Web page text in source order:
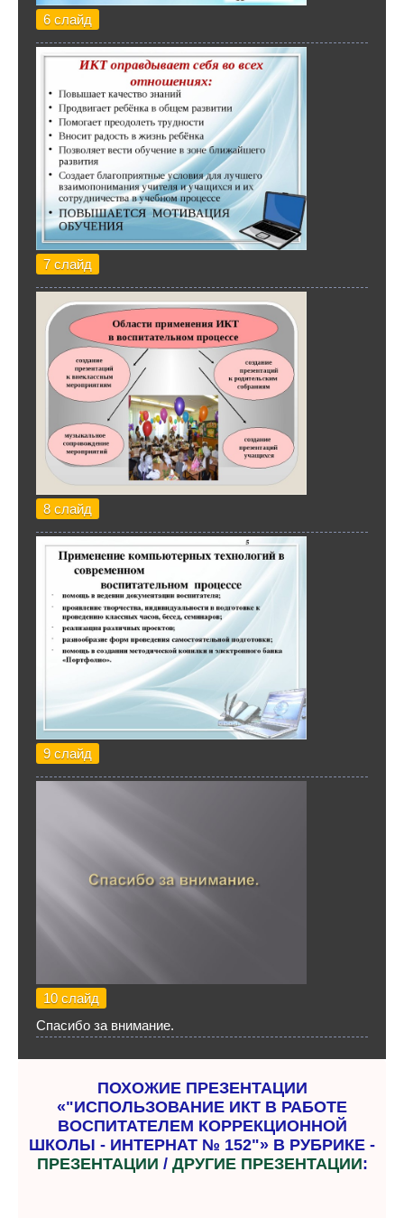
6 слайд
7 слайд
8 слайд
9 слайд
10 слайд
Спасибо за внимание.
ПОХОЖИЕ ПРЕЗЕНТАЦИИ
«"ИСПОЛЬЗОВАНИЕ ИКТ В РАБОТЕ
ВОСПИТАТЕЛЕМ КОРРЕКЦИОННОЙ
ШКОЛЫ - ИНТЕРНАТ № 152"» В РУБРИКЕ -
ПРЕЗЕНТАЦИИ / ДРУГИЕ ПРЕЗЕНТАЦИИ: